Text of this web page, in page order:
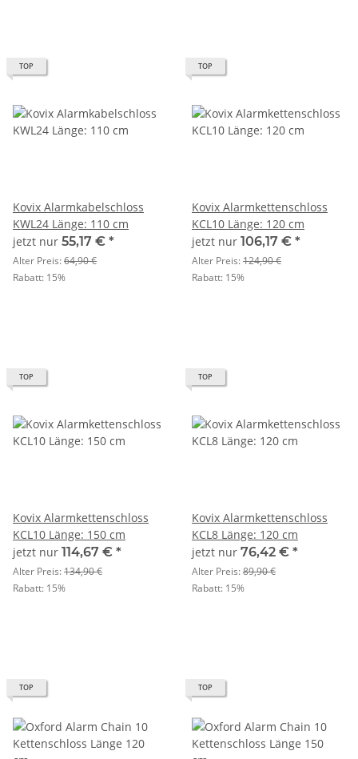
TOP
Kovix Alarmkabelschloss
KWL24 Länge: 110 cm
jetzt nur 55,17 € *
Alter Preis:64,90 €
Rabatt: 15%
TOP
Kovix Alarmkettenschloss
KCL10 Länge: 120 cm
jetzt nur 106,17 € *
Alter Preis:124,90 €
Rabatt: 15%
TOP
Kovix Alarmkettenschloss
KCL10 Länge: 150 cm
jetzt nur 114,67 € *
Alter Preis:134,90 €
Rabatt: 15%
TOP
Kovix Alarmkettenschloss
KCL8 Länge: 120 cm
jetzt nur 76,42 € *
Alter Preis:89,90 €
Rabatt: 15%
TOP TOP